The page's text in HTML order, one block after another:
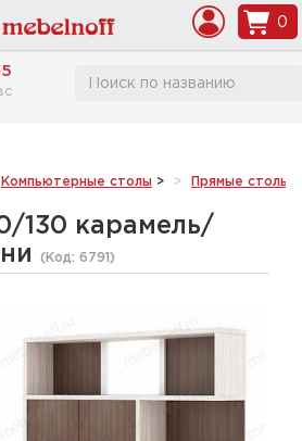
0
Компьютерные столы > Прямые столы
130 карамель/
(Код: 6791 )